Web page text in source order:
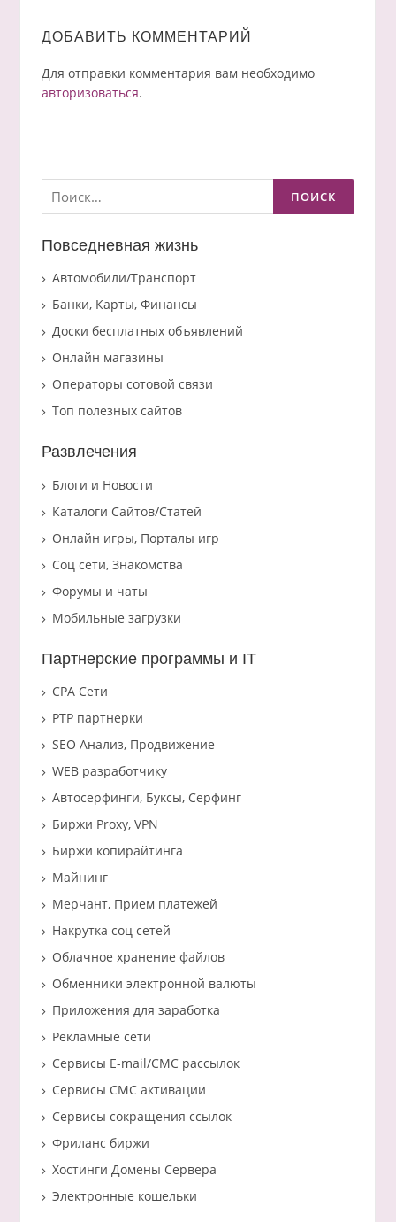
ДОБАВИТЬ КОММЕНТАРИЙ
Для отправки комментария вам необходимо
авторизоваться.
Найти:
Повседневная жизнь
Автомобили/Транспорт
Банки, Карты, Финансы
Доски бесплатных объявлений
Онлайн магазины
Операторы сотовой связи
Топ полезных сайтов
Развлечения
Блоги и Новости
Каталоги Сайтов/Статей
Онлайн игры, Порталы игр
Соц сети, Знакомства
Форумы и чаты
Мобильные загрузки
Партнерские программы и IT
CPA Сети
PTP партнерки
SEO Анализ, Продвижение
WEB разработчику
Автосерфинги, Буксы, Серфинг
Биржи Proxy, VPN
Биржи копирайтинга
Майнинг
Мерчант, Прием платежей
Накрутка соц сетей
Облачное хранение файлов
Обменники электронной валюты
Приложения для заработка
Рекламные сети
Сервисы E-mail/СМС рассылок
Сервисы СМС активации
Сервисы сокращения ссылок
Фриланс биржи
Хостинги Домены Сервера
Электронные кошельки